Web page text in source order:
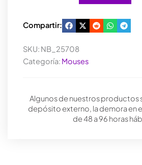
Compartir:
SKU: NB_25708
Categoría: Mouses
Algunos de nuestros productos
depósito externo, la demora en
de 48 a 96 horas